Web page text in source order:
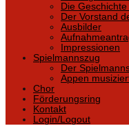
Die
Der Vorstand
Ausbilder
Impressionen
Spielmannszug
Der
Appen
Chor
Förderungsring
Kontakt
Login/Logout